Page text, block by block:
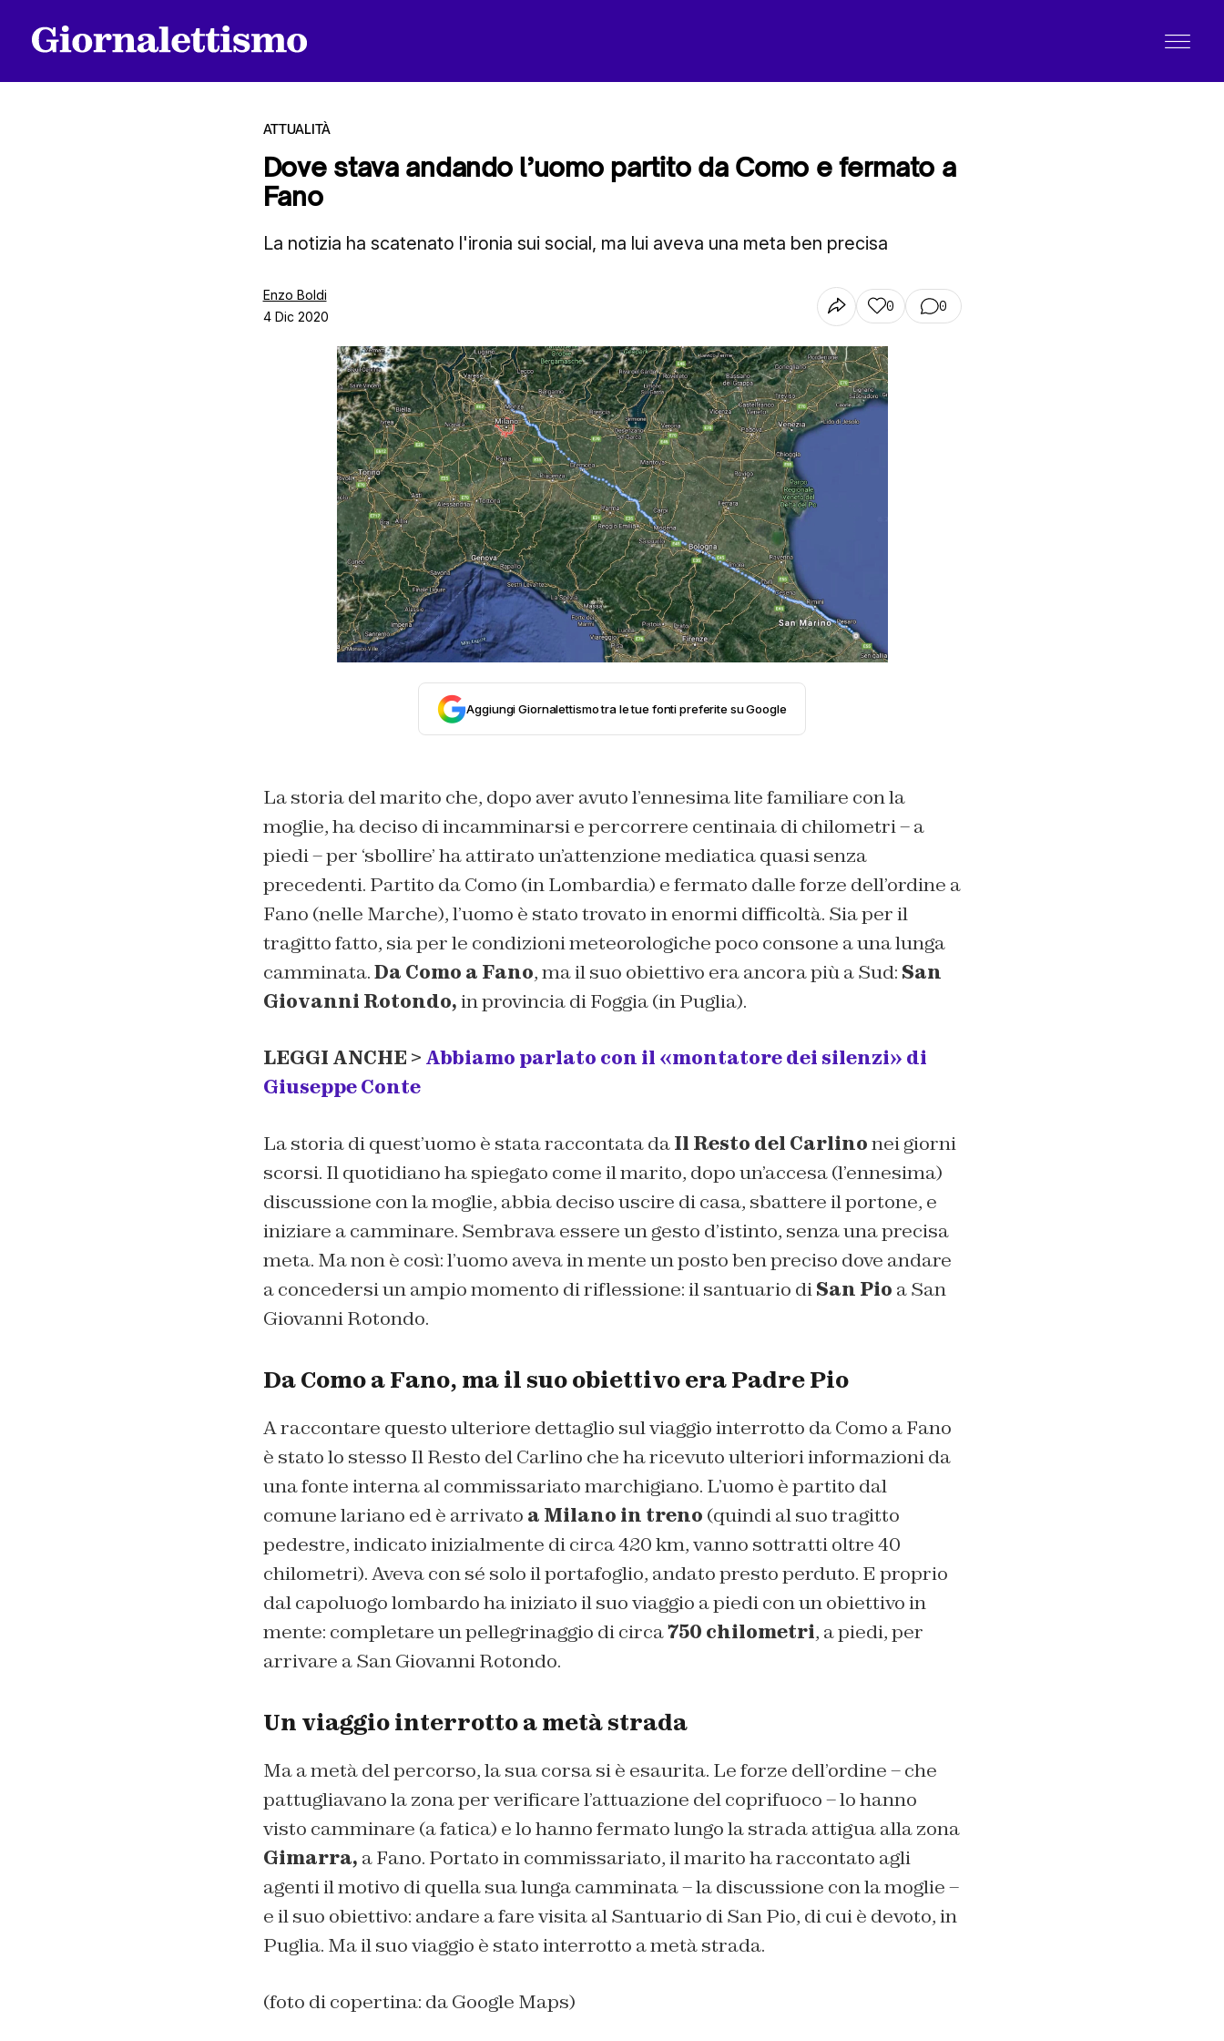
ATTUALITÀ
Dove stava andando l’uomo partito da Como e fermato a
Fano
La notizia ha scatenato l'ironia sui social, ma lui aveva una meta ben precisa
Enzo Boldi
4 Dic 2020
0 0
Aggiungi Giornalettismo tra le tue fonti preferite su Google
La storia del marito che, dopo aver avuto l’ennesima lite familiare con la
moglie, ha deciso di incamminarsi e percorrere centinaia di chilometri – a
piedi – per ‘sbollire’ ha attirato un’attenzione mediatica quasi senza
precedenti. Partito da Como (in Lombardia) e fermato dalle forze dell’ordine a
Fano (nelle Marche), l’uomo è stato trovato in enormi difficoltà. Sia per il
tragitto fatto, sia per le condizioni meteorologiche poco consone a una lunga
camminata.Da Como a Fano, ma il suo obiettivo era ancora più a Sud: San
Giovanni Rotondo,in provincia di Foggia (in Puglia).
LEGGI ANCHE > Abbiamo parlato con il «montatore dei silenzi» di
Giuseppe Conte
La storia di quest’uomo è stata raccontata daIl Resto del Carlinonei giorni
scorsi. Il quotidiano ha spiegato come il marito, dopo un’accesa (l’ennesima)
discussione con la moglie, abbia deciso uscire di casa, sbattere il portone, e
iniziare a camminare. Sembrava essere un gesto d’istinto, senza una precisa
meta. Ma non è così: l’uomo aveva in mente un posto ben preciso dove andare
a concedersi un ampio momento di riflessione: il santuario diSan Pio a San
Giovanni Rotondo.
Da Como a Fano, ma il suo obiettivo era Padre Pio
A raccontare questo ulteriore dettaglio sul viaggio interrotto da Como a Fano
è stato lo stesso Il Resto del Carlino che ha ricevuto ulteriori informazioni da
una fonte interna al commissariato marchigiano. L’uomo è partito dal
comune lariano ed è arrivato a Milano in treno (quindi al suo tragitto
pedestre, indicato inizialmente di circa 420 km, vanno sottratti oltre 40
chilometri). Aveva con sé solo il portafoglio, andato presto perduto. E proprio
dal capoluogo lombardo ha iniziato il suo viaggio a piedi con un obiettivo in
mente: completare un pellegrinaggio di circa750 chilometri, a piedi, per
arrivare a San Giovanni Rotondo.
Un viaggio interrotto a metà strada
Ma a metà del percorso, la sua corsa si è esaurita. Le forze dell’ordine – che
pattugliavano la zona per verificare l’attuazione del coprifuoco – lo hanno
visto camminare (a fatica) e lo hanno fermato lungo la strada attigua alla zona
Gimarra, a Fano. Portato in commissariato, il marito ha raccontato agli
agenti il motivo di quella sua lunga camminata – la discussione con la moglie –
e il suo obiettivo: andare a fare visita al Santuario di San Pio, di cui è devoto, in
Puglia. Ma il suo viaggio è stato interrotto a metà strada.
(foto di copertina: da Google Maps)